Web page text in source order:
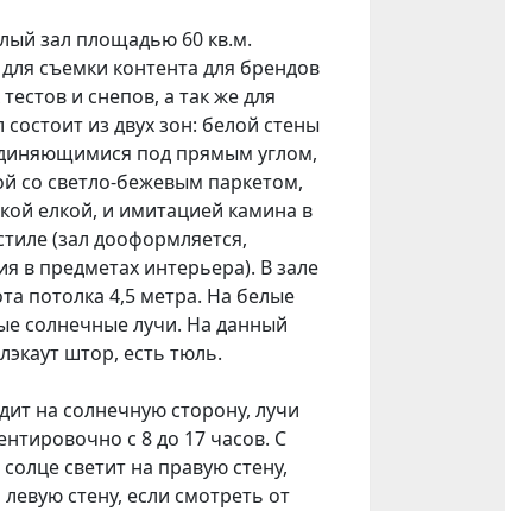
зал площадью 60 кв.м.
съемки контента для брендов
и снепов, а так же для
из двух зон: белой стены
под прямым углом,
со светло-бежевым паркетом,
елкой, и имитацией камина в
(зал дооформляется,
в предметах интерьера). В зале
потолка 4,5 метра. На белые
солнечные лучи. На данный
штор, есть тюль.
на солнечную сторону, лучи
с 8 до 17 часов. С
светит на правую стену,
стену, если смотреть от